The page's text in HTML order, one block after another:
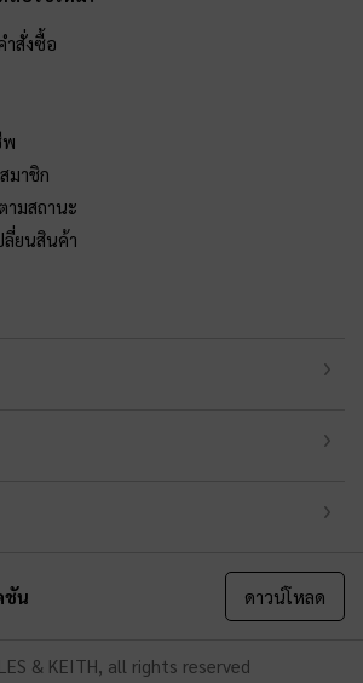
ำสั่งซื้อ
พ
มาชิก
ามสถานะ
ลี่ยนสินค้า
ชัน ดาวน์โหลด
& KEITH, all rights reserved